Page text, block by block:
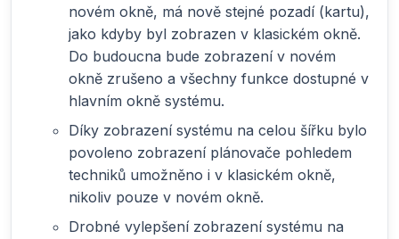
novém okně, má nově stejné pozadí (kartu),
jako kdyby byl zobrazen v klasickém okně.
Do budoucna bude zobrazení v novém
okně zrušeno a všechny funkce dostupné v
hlavním okně systému.
Díky zobrazení systému na celou šířku bylo
povoleno zobrazení plánovače pohledem
techniků umožněno i v klasickém okně,
nikoliv pouze v novém okně.
Drobné vylepšení zobrazení systému na